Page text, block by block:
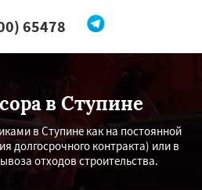
65478
мне
в Ступине
в Ступине как на постоянной
долгосрочного контракта) или в
отходов строительства.